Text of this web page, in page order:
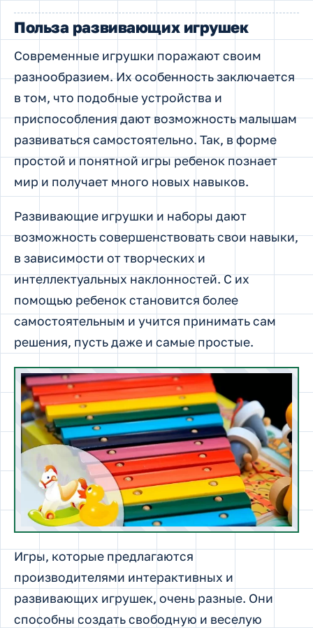
Польза развивающих игрушек
Современные игрушки поражают своим
разнообразием. Их особенность заключается
в том, что подобные устройства и
приспособления дают возможность малышам
развиваться самостоятельно. Так, в форме
простой и понятной игры ребенок познает
мир и получает много новых навыков.
Развивающие игрушки и наборы дают
возможность совершенствовать свои навыки,
в зависимости от творческих и
интеллектуальных наклонностей. С их
помощью ребенок становится более
самостоятельным и учится принимать сам
решения, пусть даже и самые простые.
Игры, которые предлагаются
производителями интерактивных и
развивающих игрушек, очень разные. Они
способны создать свободную и веселую